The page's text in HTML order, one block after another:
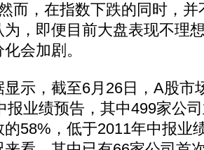
而，在指数下跌的同时，
为，即便目前大盘表现不理
会加剧。
，截至6月26日，A股市
报业绩预告，其中499家公
58%，低于2011年中报业